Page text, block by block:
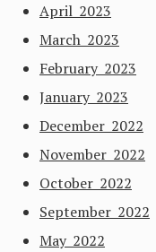
April 2023
March 2023
February 2023
January 2023
December 2022
November 2022
October 2022
September 2022
May 2022